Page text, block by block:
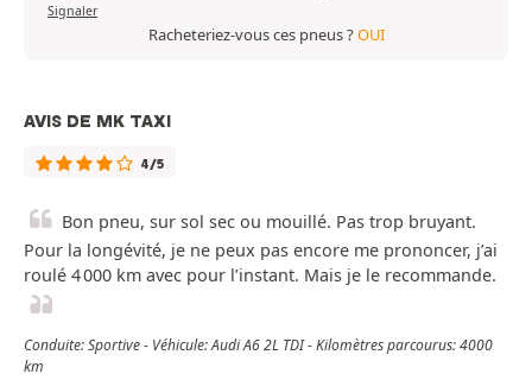
Signaler
Racheteriez-vous ces pneus ?OUI
AVIS DE MK TAXI
4/5
Bon pneu, sur sol sec ou mouillé. Pas trop bruyant.
Pour la longévité, je ne peux pas encore me prononcer, j’ai
roulé 4 000 km avec pour l’instant. Mais je le recommande.
Conduite: Sportive - Véhicule: Audi A6 2L TDI - Kilomètres parcourus: 4000
km